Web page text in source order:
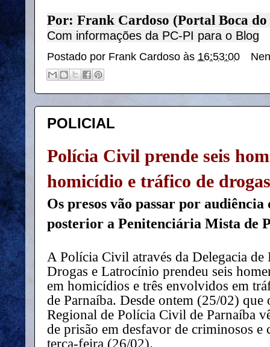
Por: Frank Cardoso (Portal Boca do
Com informações da PC-PI para o Blog
Postado por Frank Cardoso às 16:53:00
POLICIAL
Polícia Civil prende seis
homicídio e tráfico de
Os presos vão passar por
posterior a Penitenciária Mista de
A Polícia Civil através da Delegacia
Drogas e Latrocínio prendeu seis
em homicídios e três envolvidos em
de Parnaíba. Desde ontem (25/02) que
Regional de Polícia Civil de Parnaíba
de prisão em desfavor de criminosos e
terça-feira (26/02).